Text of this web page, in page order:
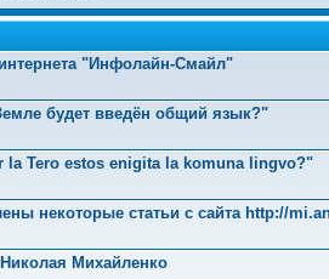
"Инфолайн-Смайл"
будет введён общий язык?"
la Tero estos enigita la komuna lingvo?"
некоторые статьи с сайта http://
Михайленко